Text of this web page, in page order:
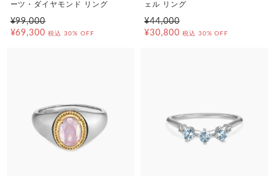
ーツ・ダイヤモンド リング
¥99,000
¥69,300 税込 30% OFF
ェル リング
¥44,000
¥30,800 税込 30% OFF